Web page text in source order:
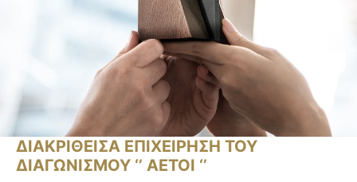
ΔΙΑΚΡΙΘΕΙΣΑ ΕΠΙΧΕΙΡΗΣΗ ΤΟΥ
ΔΙΑΓΩΝΙΣΜΟΥ ‘’ ΑΕΤΟΙ ‘’